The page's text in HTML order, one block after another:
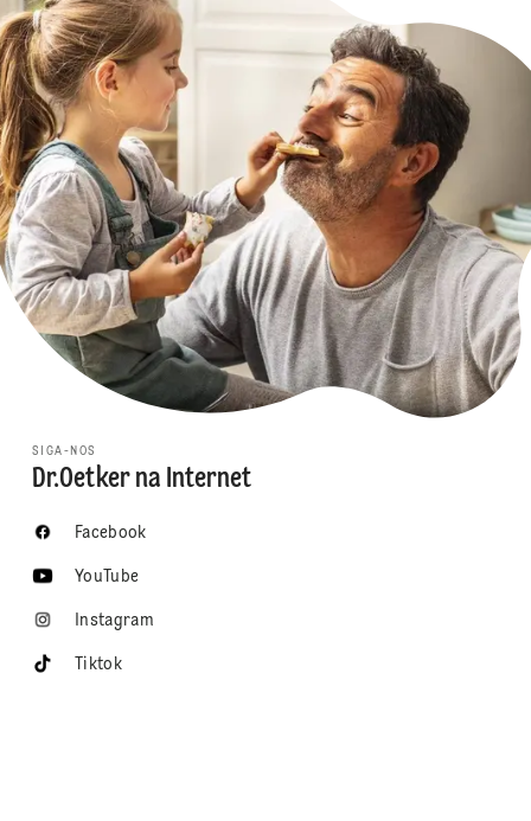
SIGA-NOS
Dr.Oetker na Internet
Facebook
YouTube
Instagram
Tiktok